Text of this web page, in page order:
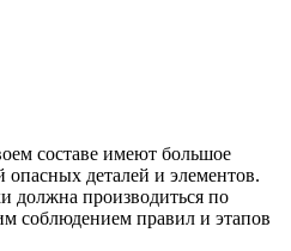
составе имеют большое
деталей и элементов.
должна производиться по
соблюдением правил и этапов